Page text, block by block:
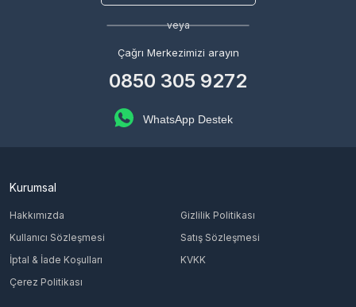
veya
Çağrı Merkezimizi arayın
0850 305 9272
WhatsApp Destek
Kurumsal
Hakkımızda
Gizlilik Politikası
Kullanıcı Sözleşmesi
Satış Sözleşmesi
İptal & İade Koşulları
KVKK
Çerez Politikası